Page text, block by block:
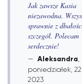
Jak zawsze Kasia
niezawodna.
sprawnie z
szczegół. Polecam
serdecznie!
Aleksandra
poniedziałek,
2023